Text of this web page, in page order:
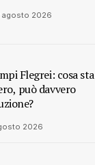
agosto 2026
Flegrei: cosa sta
può davvero
2026